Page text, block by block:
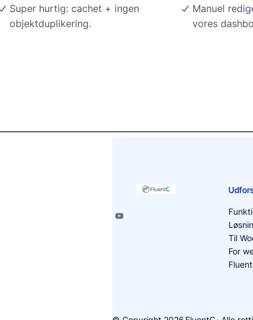
Super hurtig: cachet + ingen
objektduplikering.
Manuel
vores
Til
For